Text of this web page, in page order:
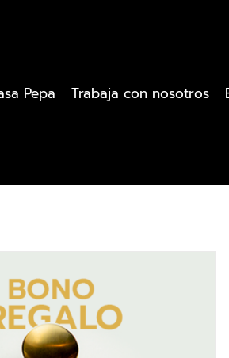
Pepa Trabaja con nosotros